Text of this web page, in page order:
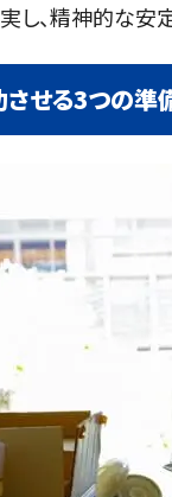
、精神的な安定
せる3つの準